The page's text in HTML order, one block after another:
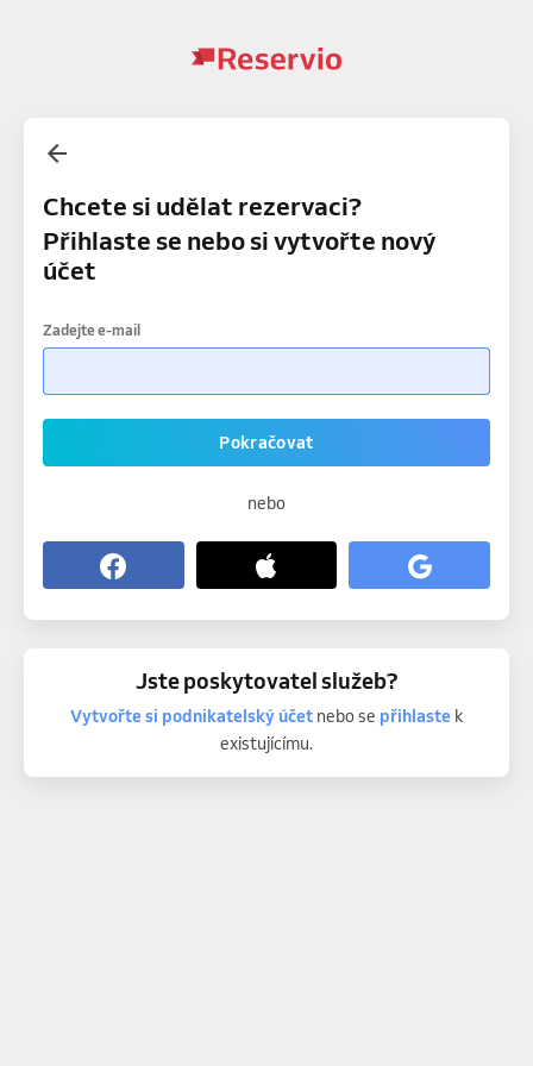
Chcete si udělat rezervaci?
Přihlaste se nebo si vytvořte nový
účet
Zadejte e-mail
Pokračovat
nebo
Jste poskytovatel služeb?
Vytvořte si podnikatelský účetnebo se přihlastek
existujícímu.